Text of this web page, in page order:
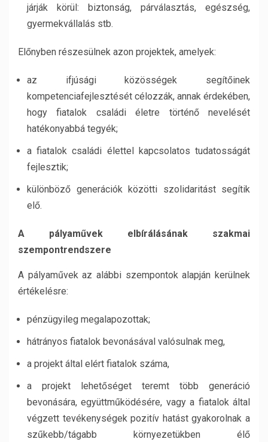
járják körül: biztonság, párválasztás, egészség,
gyermekvállalás stb.
Előnyben részesülnek azon projektek, amelyek:
az ifjúsági közösségek segítőinek
kompetenciafejlesztését célozzák, annak érdekében,
hogy fiatalok családi életre történő nevelését
hatékonyabbá tegyék;
a fiatalok családi élettel kapcsolatos tudatosságát
fejlesztik;
különböző generációk közötti szolidaritást segítik
elő.
A pályaművek elbírálásának szakmai
szempontrendszere
A pályaművek az alábbi szempontok alapján kerülnek
értékelésre:
pénzügyileg megalapozottak;
hátrányos fiatalok bevonásával valósulnak meg,
a projekt által elért fiatalok száma,
a projekt lehetőséget teremt több generáció
bevonására, együttműködésére, vagy a fiatalok által
végzett tevékenységek pozitív hatást gyakorolnak a
szűkebb/tágabb környezetükben élő